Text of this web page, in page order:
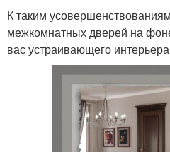
К таким
межкомнатных дверей на
вас устраивающего